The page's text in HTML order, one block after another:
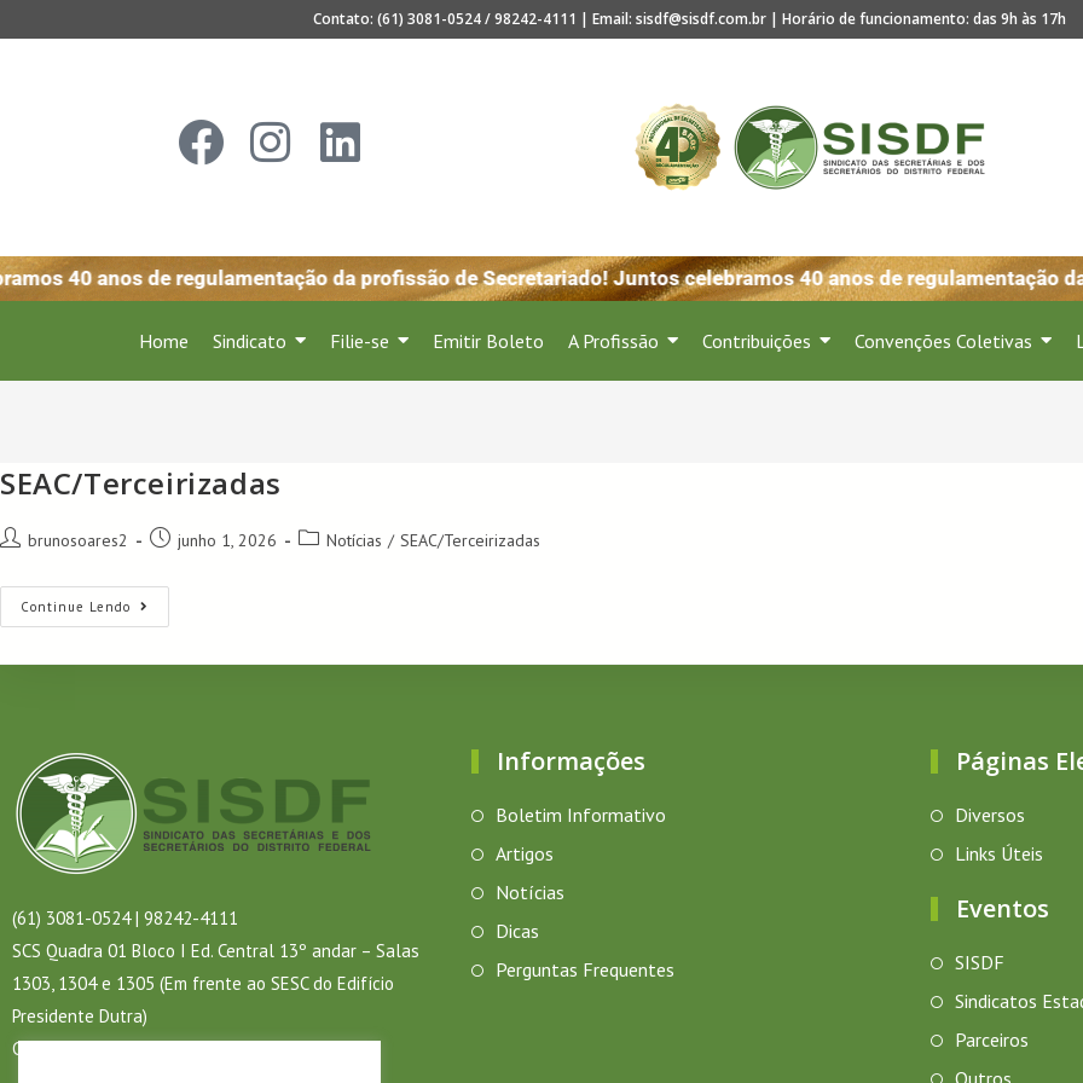
Contato: (61) 3081-0524 / 98242-4111 | Email: sisdf@sisdf.com.br | Horário de funcionamento: das 9h às 17h
40 anos de regulamentação da profissão de Secretariado! Juntos celebramos 40 anos de
Home Sindicato Filie-se Emitir Boleto A Profissão Contribuições Convenções Coletivas
SEAC/Terceirizadas
brunosoares2 junho 1, 2026 Notícias / SEAC/Terceirizadas
Continue Lendo
(61) 3081-0524 | 98242-4111
SCS Quadra 01 Bloco I Ed. Central 13º andar – Salas
1303, 1304 e 1305 (Em frente ao SESC do Edifício
Presidente Dutra)
CEP: 70.304-900 – Brasília – DF
Informações
Boletim Informativo
Artigos
Notícias
Dicas
Perguntas Frequentes
Páginas
Diversos
Links Úteis
Eventos
SISDF
Sindicatos
Parceiros
Outros